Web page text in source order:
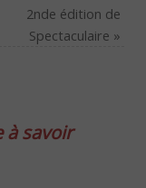
2nde édition de
Spectaculaire »
à savoir